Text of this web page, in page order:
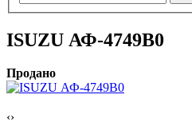
ISUZU АФ-4749В0
Продано
‹›